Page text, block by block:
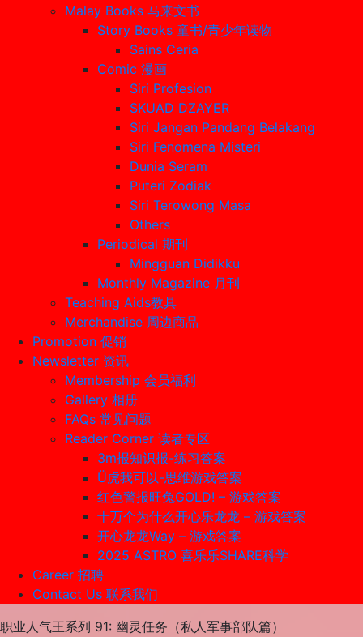
Malay Books 马来文书
Story Books 童书/青少年读物
Sains Ceria
Comic 漫画
Siri Profesion
SKUAD DZAYER
Siri Jangan Pandang Belakang
Siri Fenomena Misteri
Dunia Seram
Puteri Zodiak
Siri Terowong Masa
Others
Periodical 期刊
Mingguan Didikku
Monthly Magazine 月刊
Teaching Aids教具
Merchandise 周边商品
Promotion 促销
Newsletter 资讯
Membership 会员福利
Gallery 相册
FAQs 常见问题
Reader Corner 读者专区
3m报知识报-练习答案
Ü虎我可以-思维游戏答案
红色警报旺兔GOLD! – 游戏答案
十万个为什么开心乐龙龙 – 游戏答案
开心龙龙Way – 游戏答案
2025 ASTRO 喜乐乐SHARE科学
Career 招聘
Contact Us 联系我们
职业人气王系列 91: 幽灵任务（私人军事部队篇）